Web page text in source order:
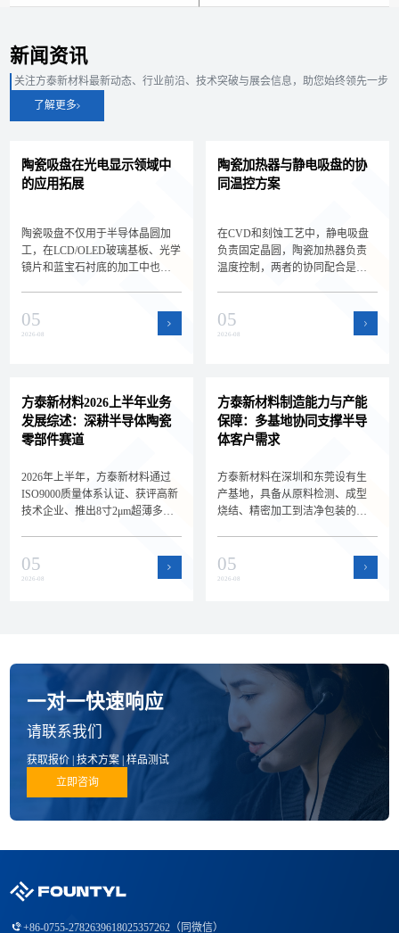
新闻资讯
关注方泰新材料最新动态、行业前沿、技术突破与展会信息，助您始终领先一步
了解更多
陶瓷吸盘在光电显示领域中
的应用拓展
陶瓷吸盘不仅用于半导体晶圆加
工，在LCD/OLED玻璃基板、光学
镜片和蓝宝石衬底的加工中也扮
域的新应用场景和选型差异，拓
展核心产品的应用边界。
05
2026-08
陶瓷加热器与静电吸盘的协
同温控方案
在CVD和刻蚀工艺中，静电吸盘
负责固定晶圆，陶瓷加热器负责
温度控制，两者的协同配合是实
瓷加热器的集成方案和选型要
点，帮助设备工程师设计高效的
05
2026-08
方泰新材料2026上半年业务
发展综述：深耕半导体陶瓷
零部件赛道
2026年上半年，方泰新材料通过
ISO9000质量体系认证、获评高新
技术企业、推出8寸2μm超薄多孔
公司在品质、技术和产品方面的
进展。
05
2026-08
方泰新材料制造能力与产能
保障：多基地协同支撑半导
体客户需求
方泰新材料在深圳和东莞设有生
产基地，具备从原料检测、成型
烧结、精密加工到洁净包装的全
能力，为半导体设备客户的批量
订单和紧急需求提供支持。
05
2026-08
一对一快速响应
请联系我们
获取报价 | 技术方案 | 样品测试
立即咨询
+86-0755-2782639618025357262（同微信）